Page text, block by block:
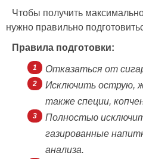
Чтобы получить
нужно правильно
Правила подготовки:
Отказаться от
Исключить острую,
также специи,
Полностью
газированные
анализа.